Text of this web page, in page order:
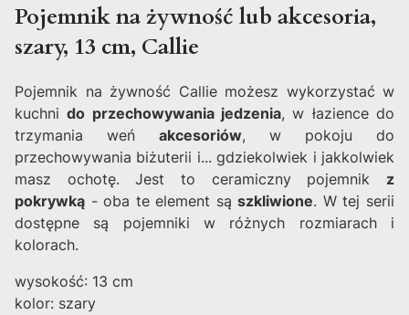
Pojemnik na żywność lub akcesoria,
szary, 13 cm, Callie
Pojemnik na żywność Callie możesz wykorzystać w
kuchnido przechowywania jedzenia, w łazience do
trzymania weń akcesoriów, w pokoju do
przechowywania biżuterii i... gdziekolwiek i jakkolwiek
masz ochotę. Jest to ceramiczny pojemnik z
pokrywką - oba te element sąszkliwione. W tej serii
dostępne są pojemniki w różnych rozmiarach i
kolorach.
wysokość: 13 cm
kolor: szary